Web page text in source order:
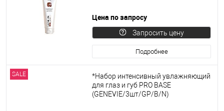
Цена по запросу
Запросить цену
Подробнее
SALE
*Набор интенсивный увлажняющий
для глаз и губ PRO BASE
(GENEVIE/3шт/GP/B/N)